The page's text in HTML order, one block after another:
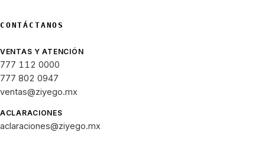
CONTÁCTANOS
VENTAS Y ATENCIÓN
777 112 0000
777 802 0947
ventas@ziyego.mx
ACLARACIONES
aclaraciones@ziyego.mx